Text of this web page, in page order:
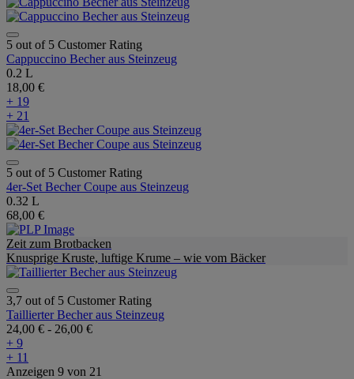
5 out of 5 Customer Rating
Cappuccino Becher aus Steinzeug
0.2 L
18,00 €
+ 19
+ 21
5 out of 5 Customer Rating
4er-Set Becher Coupe aus Steinzeug
0.32 L
68,00 €
Zeit zum Brotbacken
Knusprige Kruste, luftige Krume – wie vom Bäcker
3,7 out of 5 Customer Rating
Taillierter Becher aus Steinzeug
24,00 € - 26,00 €
+ 9
+ 11
Anzeigen 9 von 21